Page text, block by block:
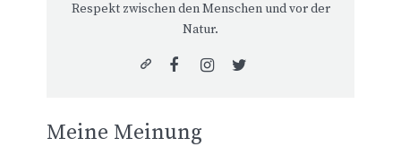
Respekt zwischen den Menschen und vor der
Natur.
Meine Meinung